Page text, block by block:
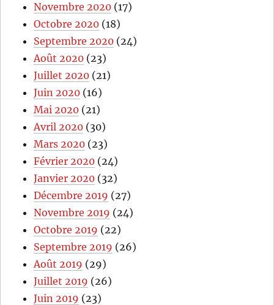
Novembre 2020 (17)
Octobre 2020 (18)
Septembre 2020 (24)
Août 2020 (23)
Juillet 2020 (21)
Juin 2020 (16)
Mai 2020 (21)
Avril 2020 (30)
Mars 2020 (23)
Février 2020 (24)
Janvier 2020 (32)
Décembre 2019 (27)
Novembre 2019 (24)
Octobre 2019 (22)
Septembre 2019 (26)
Août 2019 (29)
Juillet 2019 (26)
Juin 2019 (23)